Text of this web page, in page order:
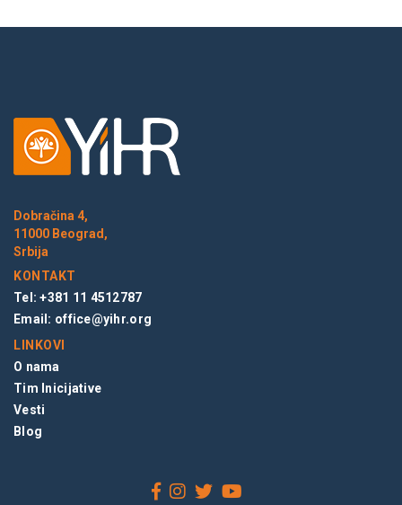
Dobračina 4,
11000 Beograd,
Srbija
KONTAKT
Tel: +381 11 4512787
Email: office@yihr.org
LINKOVI
O nama
Tim Inicijative
Vesti
Blog